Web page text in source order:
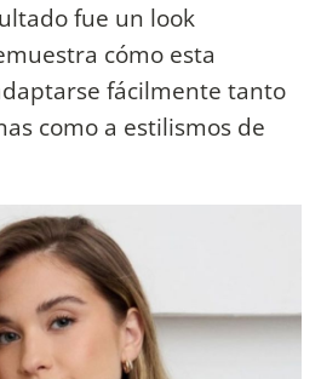
fue un look
cómo esta
fácilmente tanto
como a estilismos de